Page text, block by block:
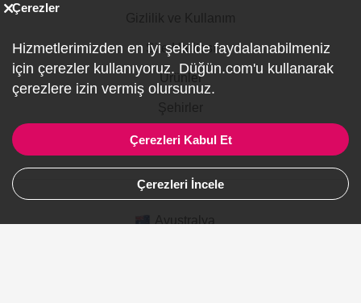
Site Haritası
Ürünler
Gelinlik
Çerezler
Hizmetlerimizden en iyi şekilde faydalanabilmeniz
için çerezler kullanıyoruz. Düğün.com'u kullanarak
çerezlere izin vermiş olursunuz.
Çerezleri Kabul Et
Çerezleri İncele